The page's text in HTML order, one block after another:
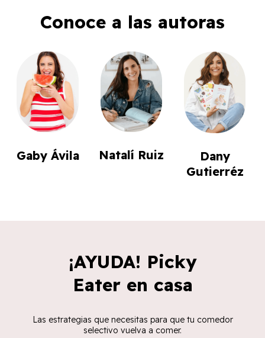
Conoce a las autoras
Gaby Ávila Natalí Ruiz
Dany
Gutierréz
¡AYUDA! Picky
Eater en casa
Las estrategias que necesitas para que tu comedor
selectivo vuelva a comer.